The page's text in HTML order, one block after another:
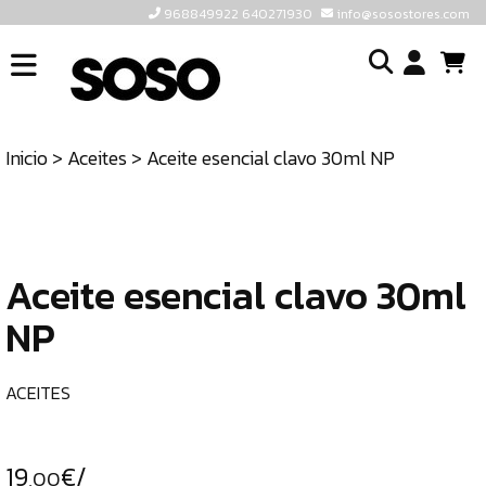
968849922 640271930 info@sosostores.com
INICIO
TIENDA
968849922
640271930
INFO@SOSOSTORES.COM
Inicio> Aceites> Aceite esencial clavo 30ml NP
Aceite esencial clavo 30ml
NP
ACEITES
19,00€/